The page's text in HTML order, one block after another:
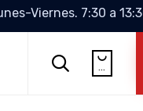
Viernes. 7:30 a
 
...